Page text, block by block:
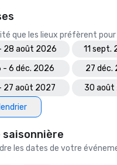
que les lieux préfèrent
28 août 2026
11 sept.
- 6 déc. 2026
27 déc.
27 août 2027
30 août
les dates de votre